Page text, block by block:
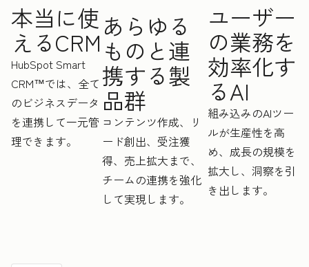
本当に使
えるCRM
HubSpot Smart
CRM™では、全て
のビジネスデータ
を連携して一元管
理できます。
あらゆる
ものと連
携する製
品群
コンテンツ作成、リ
ード創出、受注獲
得、売上拡大まで、
チームの連携を強化
して実現します。
ユーザー
の業務を
効率化す
るAI
組み込みのAIツー
ルが生産性を高
め、成長の規模を
拡大し、洞察を引
き出します。